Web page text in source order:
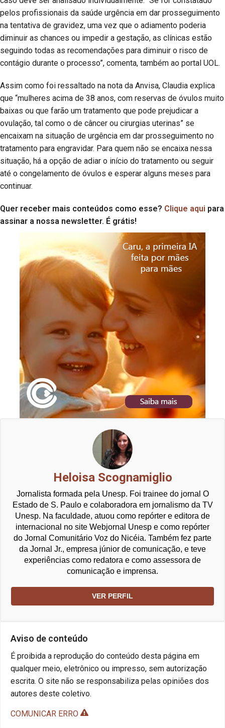
pelos profissionais da saúde urgência em dar prosseguimento
na tentativa de gravidez, uma vez que o adiamento poderia
diminuir as chances ou impedir a gestação, as clínicas estão
seguindo todas as recomendações para diminuir o risco de
contágio durante o processo”, comenta, também ao portal UOL.
Assim como foi ressaltado na nota da Anvisa, Claudia explica
que “mulheres acima de 38 anos, com reservas de óvulos muito
baixas ou que farão um tratamento que pode prejudicar a
ovulação, tal como o de câncer ou cirurgias uterinas” se
encaixam na situação de urgência em dar prosseguimento no
tratamento para engravidar. Para quem não se encaixa nessa
situação, há a opção de adiar o início do tratamento ou seguir
até o congelamento de óvulos e esperar alguns meses para
continuar.
Quer receber mais conteúdos como esse? Clique aqui para
assinar a nossa newsletter. É grátis!
Heloisa Scognamiglio
Jornalista formada pela Unesp. Foi trainee do jornal O
Estado de S. Paulo e colaboradora em jornalismo da TV
Unesp. Na faculdade, atuou como repórter e editora de
internacional no site Webjornal Unesp e como repórter
do Jornal Comunitário Voz do Nicéia. Também fez parte
da Jornal Jr., empresa júnior de comunicação, e teve
experiências como redatora e como assessora de
comunicação e imprensa.
VER PERFIL
Aviso de conteúdo
É proibida a reprodução do conteúdo desta página em
qualquer meio, eletrônico ou impresso, sem autorização
escrita. O site não se responsabiliza pelas opiniões dos
autores deste coletivo.
COMUNICAR ERRO